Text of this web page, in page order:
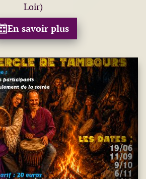
Loir)
En savoir plus